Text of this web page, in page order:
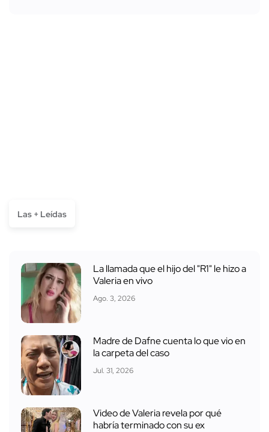
Las + Leídas
La llamada que el hijo del "R1" le hizo a
Valeria en vivo
Ago. 3, 2026
Madre de Dafne cuenta lo que vio en
la carpeta del caso
Jul. 31, 2026
Video de Valeria revela por qué
habría terminado con su ex